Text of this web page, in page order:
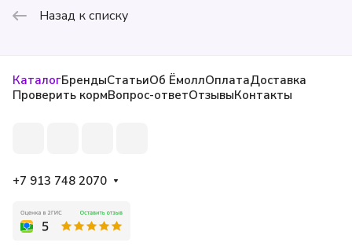
Назад к списку
КаталогБрендыСтатьиОб ЁмоллОплатаДоставка
Проверить кормВопрос-ответОтзывыКонтакты
+7 913 748 2070